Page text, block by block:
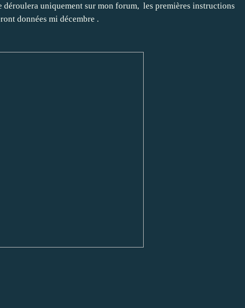
déroulera uniquement sur mon forum, les premières instructions
données mi décembre .